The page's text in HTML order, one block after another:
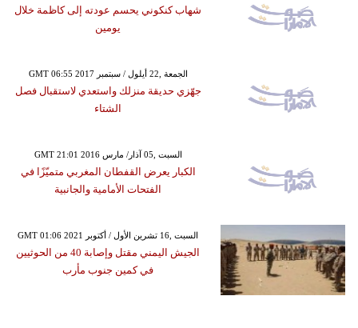
شهاب كنكوني يحسم عودته إلى كاظمة خلال
يومين
GMT 06:55 2017 الجمعة ,22 أيلول / سبتمبر
جهّزي حديقة منزلك واستعدي لاستقبال فصل
الشتاء
GMT 21:01 2016 السبت ,05 آذار/ مارس
الكبار يعرض القفطان المغربي متميّزًا في
الفتحات الأمامية والجانبية
GMT 01:06 2021 السبت ,16 تشرين الأول / أكتوبر
الجيش اليمني مقتل وإصابة 40 من الحوثيين
في كمين جنوب مأرب